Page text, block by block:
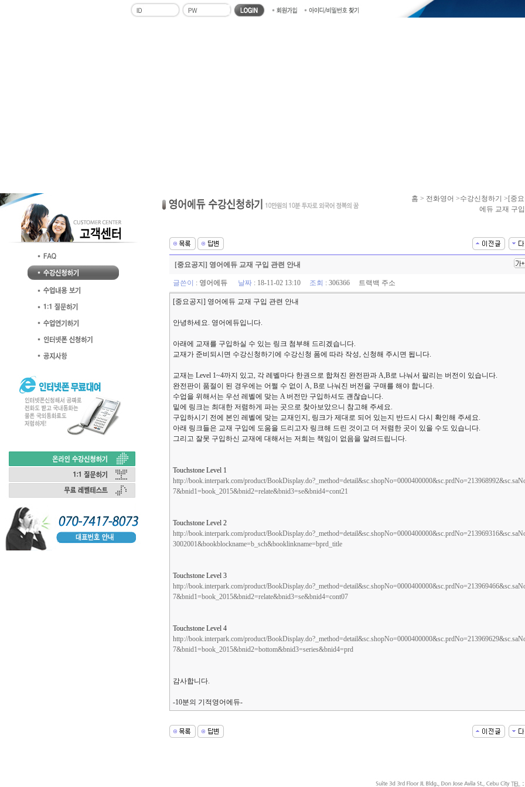
홈 > 전화영어 >수강신청하기 >[중
에듀 교재 구
[중요공지] 영어에듀 교재 구입 관련 안내
글쓴이 : 영어에듀 날짜: 18-11-02 13:10 조회 : 306366 트랙백 주소
[중요공지] 영어에듀 교재 구입 관련 안내
안녕하세요. 영어에듀입니다.
아래에 교재를 구입하실 수 있는 링크 첨부해 드리겠습니다.
교재가 준비되시면 수강신청하기에 수강신청 폼에 따라 작성, 신청해 주시면 됩니다.
교재는 Level 1~4까지 있고, 각 레벨마다 한권으로 합쳐진 완전판과 A,B로 나눠서 팔리는 버전이 있습니다.
완전판이 품절이 된 경우에는 어쩔 수 없이 A, B로 나눠진 버전을 구매를 해야 합니다.
수업을 위해서는 우선 레벨에 맞는 A 버전만 구입하셔도 괜찮습니다.
밑에 링크는 최대한 저렴하게 파는 곳으로 찾아보았으니 참고해 주세요.
구입하시기 전에 본인 레벨에 맞는 교재인지, 링크가 제대로 되어 있는지 반드시 다시 확인해 주세요.
아래 링크들은 교재 구입에 도움을 드리고자 링크해 드린 것이고 더 저렴한 곳이 있을 수도 있습니다.
그리고 잘못 구입하신 교재에 대해서는 저희는 책임이 없음을 알려드립니다.
Touchstone Level 1
http://book.interpark.com/product/
7&bnid1=book_2015&bnid2=relate&bnid3=se&bnid4=cont21
Touchstone Level 2
http://book.interpark.com/product/
3002001&bookblockname=b_sch&booklinkname=bprd_title
Touchstone Level 3
http://book.interpark.com/product/
7&bnid1=book_2015&bnid2=relate&bnid3=se&bnid4=cont07
Touchstone Level 4
http://book.interpark.com/product/
7&bnid1=book_2015&bnid2=bottom&bnid3=series&bnid4=prd
감사합니다.
-10분의 기적영어에듀-